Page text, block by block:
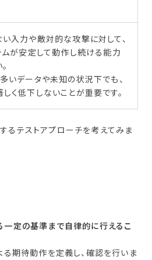
入力や敵対的な攻撃に対して、
が安定して動作し続ける能力
いデータや未知の状況下でも、
く低下しないことが重要です。
るテストアプローチを考えてみま
一定の基準まで自律的に行えるこ
期待動作を定義し、確認を行いま